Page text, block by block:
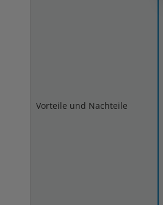
Vorteile und Nachteile